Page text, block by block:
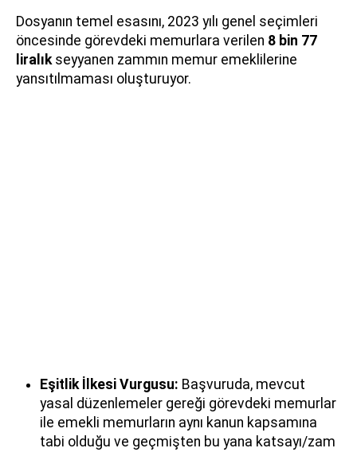
Dosyanın temel esasını, 2023 yılı genel seçimleri
öncesinde görevdeki memurlara verilen 8 bin 77
liralıkseyyanen zammın memur emeklilerine
yansıtılmaması oluşturuyor.
Eşitlik İlkesi Vurgusu: Başvuruda, mevcut
yasal düzenlemeler gereği görevdeki memurlar
ile emekli memurların aynı kanun kapsamına
tabi olduğu ve geçmişten bu yana katsayı/zam